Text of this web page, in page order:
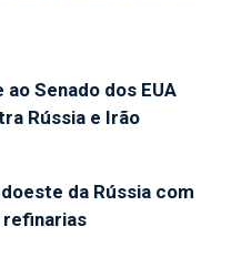
Senado dos EUA
Rússia e Irão
da Rússia com
refinarias